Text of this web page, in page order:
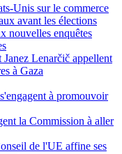
Unis sur le commerce
avant les élections
nouvelles enquêtes
Janez Lenarčič appellent
à Gaza
à promouvoir
la Commission à aller
de l'UE affine ses